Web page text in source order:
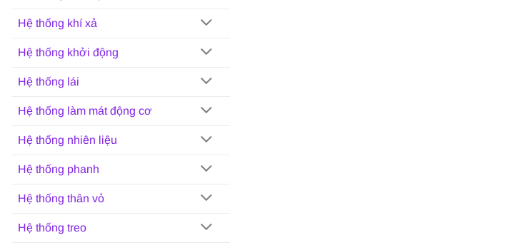
Hệ thống khí xả
Hệ thống khởi động
Hệ thống lái
Hệ thống làm mát động cơ
Hệ thống nhiên liệu
Hệ thống phanh
Hệ thống thân vỏ
Hệ thống treo